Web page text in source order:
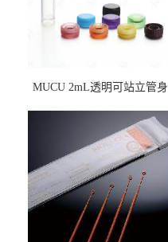
MUCU 2mL透明可站立管身